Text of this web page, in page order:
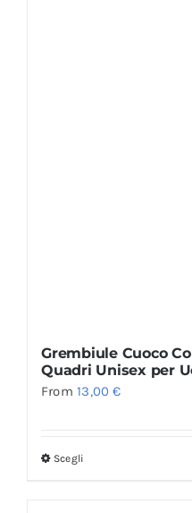
Grembiule Cuoco
Quadri Unisex per
From13,00€
Scegli